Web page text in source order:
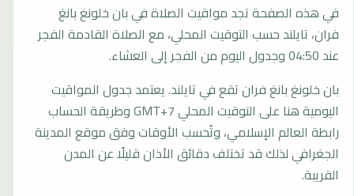
في هذه الصفحة تجد مواقيت الصلاة في بان خلونغ بانغ
فران، تايلند حسب التوقيت المحلي، مع الصلاة القادمة الفجر
عند 04:50 وجدول اليوم من الفجر إلى العشاء.
بان خلونغ بانغ فران تقع في تايلند. يعتمد جدول المواقيت
اليومية هنا على التوقيت المحلي GMT+7 وطريقة الحساب
رابطة العالم الإسلامي، وتُحسب الأوقات وفق موقع المدينة
الجغرافي لذلك قد تختلف دقائق الأذان قليلًا عن المدن
القريبة.